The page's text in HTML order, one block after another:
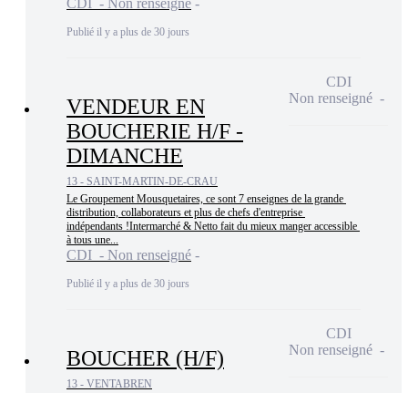
CDI - Non renseigné
Publié il y a plus de 30 jours
VENDEUR EN
BOUCHERIE H/F -
DIMANCHE
13 - SAINT-MARTIN-DE-CRAU
Le Groupement Mousquetaires, ce sont 7 enseignes de la grande
distribution, collaborateurs et plus de chefs d'entreprise
indépendants !Intermarché & Netto fait du mieux manger accessible
à tous une...
CDI - Non renseigné
Publié il y a plus de 30 jours
CDI
Non renseigné
BOUCHER (H/F)
13 - VENTABREN
CDI
Non renseigné